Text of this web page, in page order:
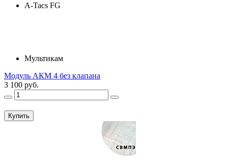
A-Tacs FG
Мультикам
Модуль АКМ 4 без клапана
3 100 руб.
Купить